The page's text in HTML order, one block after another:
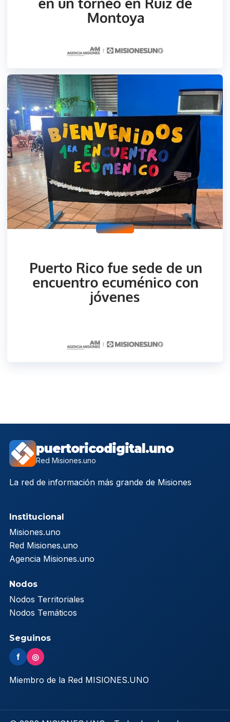
puertoricodigital.uno
Red Misiones.uno
La red de información más grande de Misiones
Institucional
Misiones.uno
Red Misiones.uno
Agencia Misiones.uno
Nodos
Nodos Territoriales
Nodos Temáticos
Seguinos
f ◎
Miembro de la Red MISIONES.UNO